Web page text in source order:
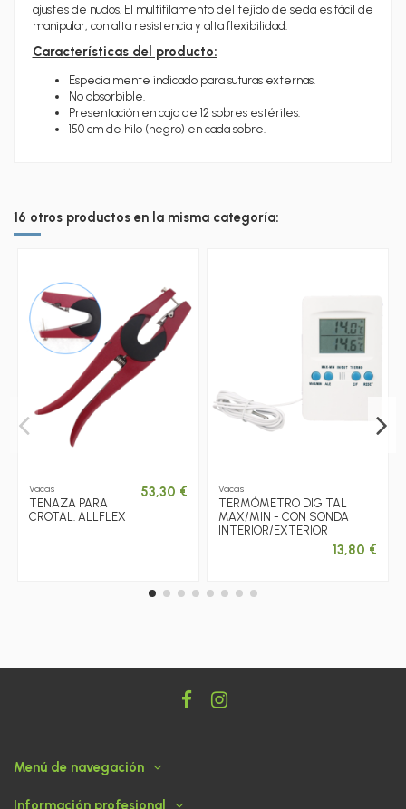
ajustes de nudos. El multifilamento del tejido de seda es fácil de
manipular, con alta resistencia y alta flexibilidad.
Características del producto:
Especialmente indicado para suturas externas.
No absorbible.
Presentación en caja de 12 sobres estériles.
150 cm de hilo (negro) en cada sobre.
16 otros productos en la misma categoría:
Vacas
TENAZA PARA
CROTAL. ALLFLEX
53,30 € Vacas
TERMÓMETRO DIGITAL
MAX/MIN - CON SONDA
INTERIOR/EXTERIOR
13,80 €
Menú de navegación
Información profesional